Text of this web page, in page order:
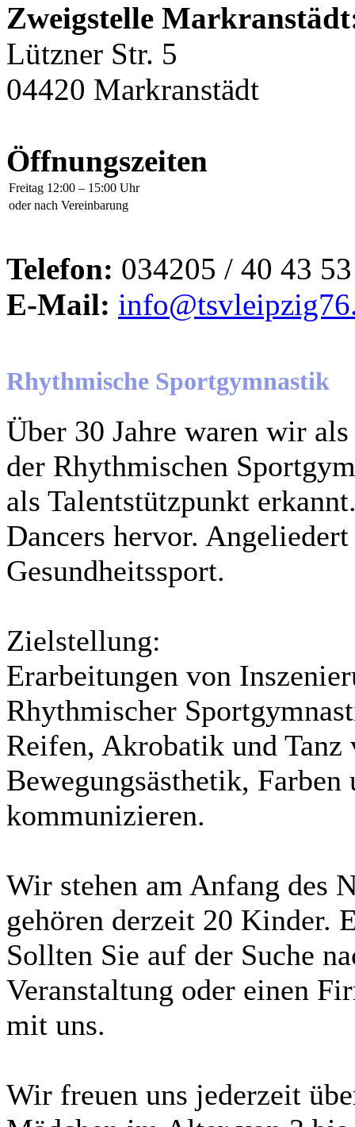
Zweigstelle
Lützner Str. 5
04420 Markranstädt
Öffnungszeiten
Freitag 12:00 – 15:00 Uhr
oder nach Vereinbarung
Telefon: 034205 / 40 43 53
E-Mail:
Rhythmische Sportgymnastik
Über 30 Jahre waren wir
der Rhythmischen
als Talentstützpunkt
Dancers hervor.
Gesundheitssport.
Zielstellung:
Erarbeitungen von
Rhythmischer
Reifen, Akrobatik und Tanz
Bewegungsästhetik,
kommunizieren.
Wir stehen am Anfang des
gehören derzeit 20 Kinder.
Sollten Sie auf der Suche
Veranstaltung oder einen
mit uns.
Wir freuen uns jederzeit